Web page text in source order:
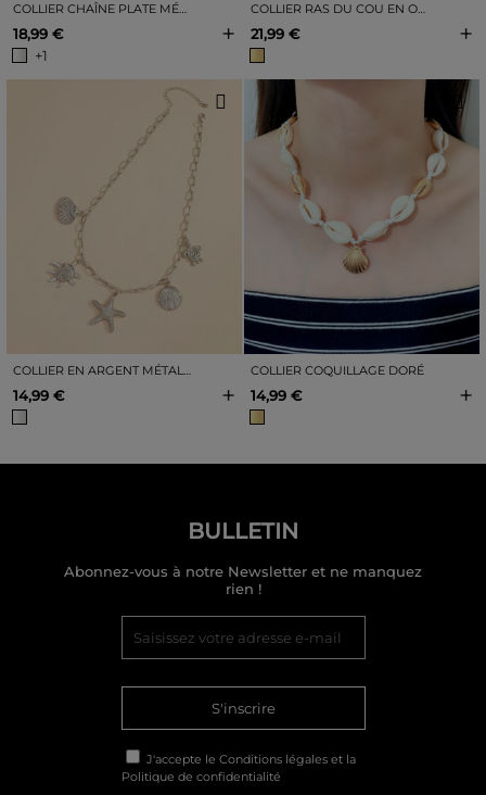
COLLIER CHAÎNE PLATE MÉTALLIQUE ARGENTÉE AVEC TRESSAGE
18,99 €
+1
+
COLLIER RAS DU COU EN OR MÉTALLISÉ
21,99 € +
14,99 € +
COLLIER COQUILLAGE DORÉ
14,99 € +
BULLETIN
Abonnez-vous à notre Newsletter et ne manquez
rien !
S'inscrire
J'accepte le Conditions légales et la
Politique de confidentialité